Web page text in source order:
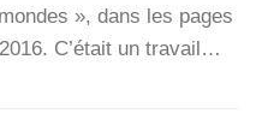
», dans les pages
C’é­tait un tra­vail…